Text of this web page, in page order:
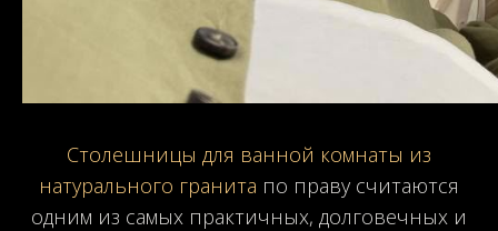
Столешницы для ванной комнаты из
натурального гранита по праву считаются
одним из самых практичных, долговечных и